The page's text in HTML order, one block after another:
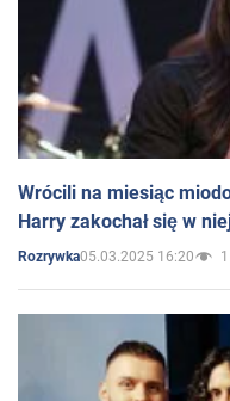
Wrócili na miesiąc
Harry zakochał się w
Rozrywka05.03.2025 16:20 1